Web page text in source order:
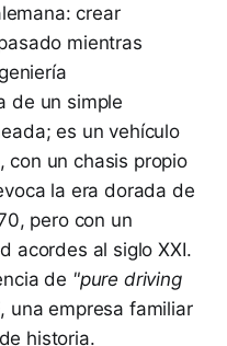
crear
mientras
de un simple
es un vehículo
con un chasis propio
la era dorada de
pero con un
acordes al siglo XXI.
de "pure driving
una empresa familiar
historia.